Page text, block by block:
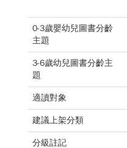
0-3歲嬰幼兒圖書分齡
主題
3-6歲幼兒圖書分齡主
題
適讀對象
建議上架分類
分級註記